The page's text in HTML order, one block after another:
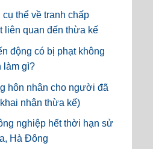
thể về tranh chấp
liên quan đến thừa kế
động có bị phạt không
làm gì?
hôn nhân cho người đã
nhận thừa kế)
nghiệp hết thời hạn sử
Hà Đông